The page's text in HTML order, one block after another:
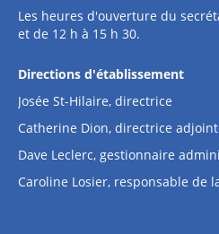
Les heures d'ouverture du
et de 12 h à 15 h 30.
Directions d'établissement
Josée St-Hilaire, directrice
Catherine Dion, directrice
Dave Leclerc, gestionnaire
Caroline Losier, responsable de